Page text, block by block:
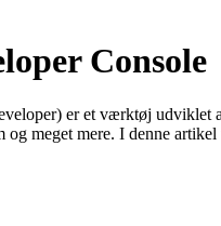
Console
er et værktøj
meget mere. I denne